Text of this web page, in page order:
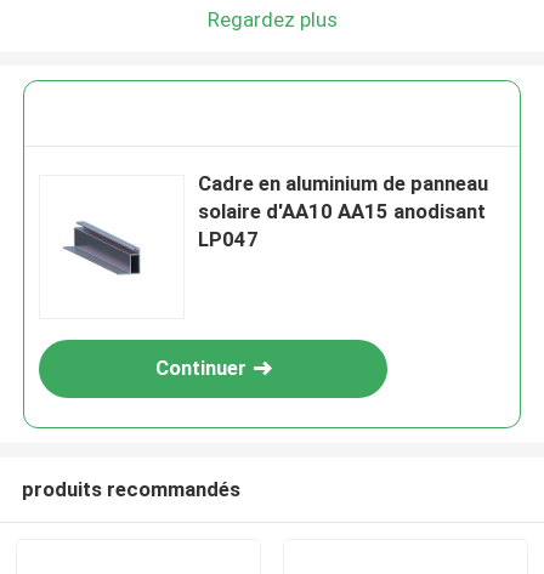
Regardez plus
Cadre en aluminium de panneau
solaire d'AA10 AA15 anodisant
LP047
Continuer
produits recommandés